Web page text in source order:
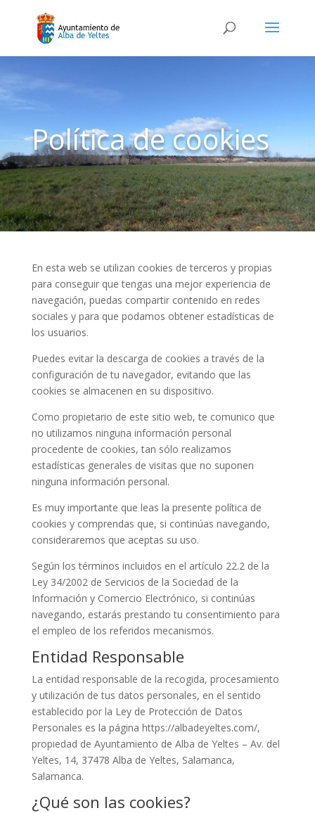
Política de cookies
En esta web se utilizan cookies de terceros y propias
para conseguir que tengas una mejor experiencia de
navegación, puedas compartir contenido en redes
sociales y para que podamos obtener estadísticas de
los usuarios.
Puedes evitar la descarga de cookies a través de la
configuración de tu navegador, evitando que las
cookies se almacenen en su dispositivo.
Como propietario de este sitio web, te comunico que
no utilizamos ninguna información personal
procedente de cookies, tan sólo realizamos
estadísticas generales de visitas que no suponen
ninguna información personal.
Es muy importante que leas la presente política de
cookies y comprendas que, si continúas navegando,
consideraremos que aceptas su uso.
Según los términos incluidos en el artículo 22.2 de la
Ley 34/2002 de Servicios de la Sociedad de la
Información y Comercio Electrónico, si continúas
navegando, estarás prestando tu consentimiento para
el empleo de los referidos mecanismos.
Entidad Responsable
La entidad responsable de la recogida, procesamiento
y utilización de tus datos personales, en el sentido
establecido por la Ley de Protección de Datos
Personales es la página https://albadeyeltes.com/,
propiedad de Ayuntamiento de Alba de Yeltes – Av. del
Yeltes, 14, 37478 Alba de Yeltes, Salamanca,
Salamanca.
¿Qué son las cookies?